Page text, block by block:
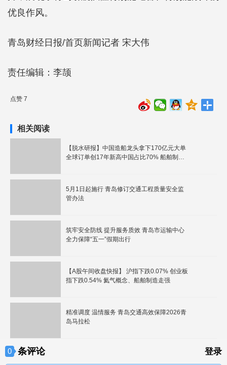
优良作风。
青岛财经日报/首页新闻记者 宋大伟
责任编辑：李颉
点赞 7
相关阅读
【脱水研报】中国造船龙头拿下170亿元大单
全球订单创17年新高中国占比70% 船舶制造
5月1日起施行 青岛修订交通工程质量安全监
管办法
筑牢安全防线 提升服务质效 青岛市运输中心
全力保障“五一”假期出行
【A股午间收盘快报】 沪指下跌0.07% 创业板
指下跌0.54% 氦气概念、船舶制造走强
精准调度 温情服务 青岛交通高效保障2026青
岛马拉松
0 条评论 登录